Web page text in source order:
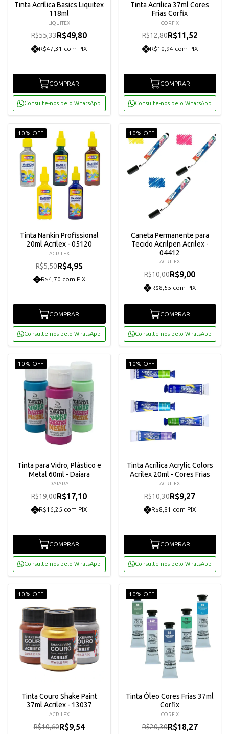
Tinta Acrílica Basics Liquitex
118ml
LIQUITEX
R$55,33R$49,80
R$47,31 com PIX
COMPRAR
Consulte-nos pelo WhatsApp
Tinta Acrilica 37ml Cores
Frias Corfix
CORFIX
R$12,80R$11,52
R$10,94 com PIX
COMPRAR
Consulte-nos pelo WhatsApp
10% OFF
Tinta Nankin Profissional
20ml Acrilex - 05120
ACRILEX
R$5,50R$4,95
R$4,70 com PIX
COMPRAR
Consulte-nos pelo WhatsApp
10% OFF
Caneta Permanente para
Tecido Acrilpen Acrilex -
04412
ACRILEX
R$10,00R$9,00
R$8,55 com PIX
COMPRAR
Consulte-nos pelo WhatsApp
10% OFF
Tinta para Vidro, Plástico e
Metal 60ml - Daiara
DAIARA
R$19,00R$17,10
R$16,25 com PIX
COMPRAR
Consulte-nos pelo WhatsApp
10% OFF
Tinta Acrílica Acrylic Colors
Acrilex 20ml - Cores Frias
ACRILEX
R$10,30R$9,27
R$8,81 com PIX
COMPRAR
Consulte-nos pelo WhatsApp
10% OFF
Tinta Couro Shake Paint
37ml Acrilex - 13037
ACRILEX
R$10,60R$9,54
10% OFF
Tinta Óleo Cores Frias 37ml
Corfix
CORFIX
R$20,30R$18,27